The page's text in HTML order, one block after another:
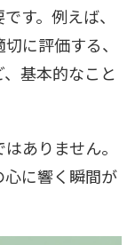
す。例えば、
に評価する、
基本的なこと
ありません。
心に響く瞬間が